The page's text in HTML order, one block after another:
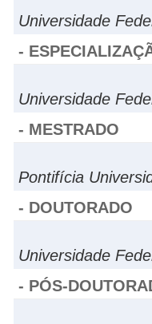
Universidade
-
Universidade
- MESTRADO
Pontifícia
- DOUTORADO
Universidade
- PÓS-